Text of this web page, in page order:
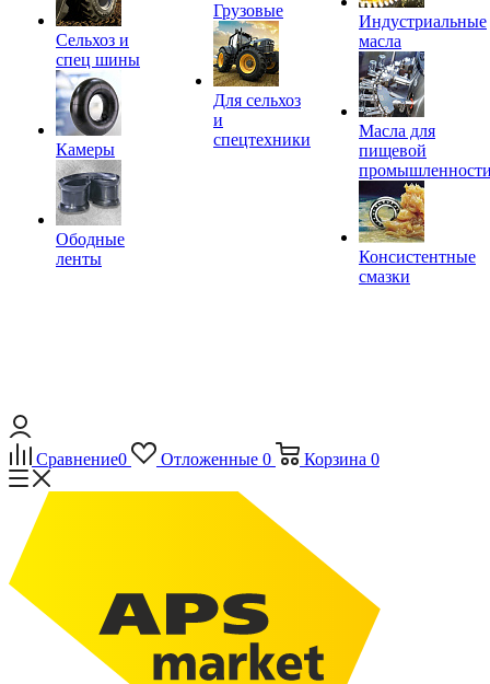
Сельхоз и
спец шины
Камеры
Ободные
ленты
Грузовые
Для сельхоз
и
спецтехники
Индустриальные
масла
Масла для
пищевой
Консистентные
смазки
Сравнение0 Отложенные 0 Корзина 0